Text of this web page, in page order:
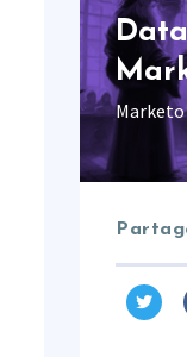
Marketo